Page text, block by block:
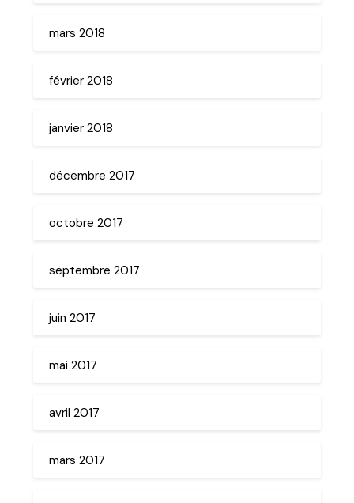
mars 2018
février 2018
janvier 2018
décembre 2017
octobre 2017
septembre 2017
juin 2017
mai 2017
avril 2017
mars 2017